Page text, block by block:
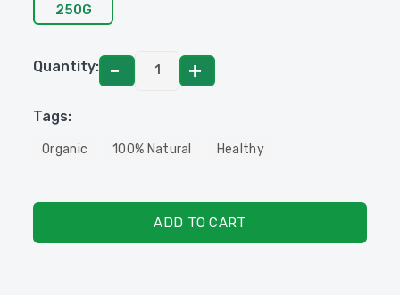
250G
Quantity:
Tags:
Organic 100% Natural Healthy
ADD TO CART